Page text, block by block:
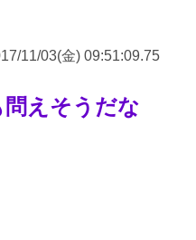
11/03(金) 09:51:09.75
問えそうだな